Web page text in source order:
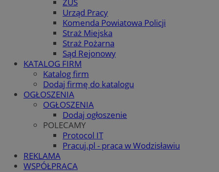
Urząd Pracy
Komenda Powiatowa Policji
Straż Miejska
Straż Pożarna
Sąd Rejonowy
KATALOG FIRM
Katalog firm
Dodaj firmę do katalogu
OGŁOSZENIA
OGŁOSZENIA
Dodaj ogłoszenie
POLECAMY
Protocol IT
Pracuj.pl - praca w Wodzisławiu
REKLAMA
WSPÓŁPRACA